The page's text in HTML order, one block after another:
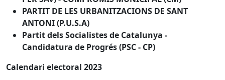
PARTIT DE LES URBANITZACIONS DE SANT
ANTONI (P.U.S.A)
Partit dels Socialistes de Catalunya -
Candidatura de Progrés (PSC - CP)
Calendari electoral 2023